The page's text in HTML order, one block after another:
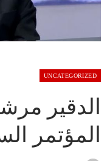
UNCATEGORIZED
الدقير
المؤتمر